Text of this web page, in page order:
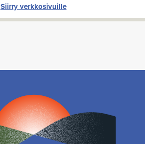
Siirry verkkosivuille